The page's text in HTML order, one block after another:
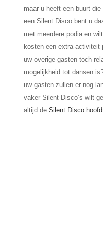
maar u heeft een buurt
een Silent Disco bent u
met meerdere podia en
kosten een extra
uw overige gasten toch
mogelijkheid tot dansen
uw gasten zullen er nog
vaker Silent Disco’s wilt
altijd deSilent Disco